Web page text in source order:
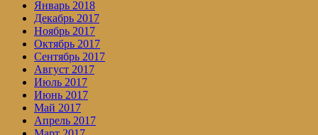
Январь 2018
Декабрь 2017
Ноябрь 2017
Октябрь 2017
Сентябрь 2017
Август 2017
Июль 2017
Июнь 2017
Май 2017
Апрель 2017